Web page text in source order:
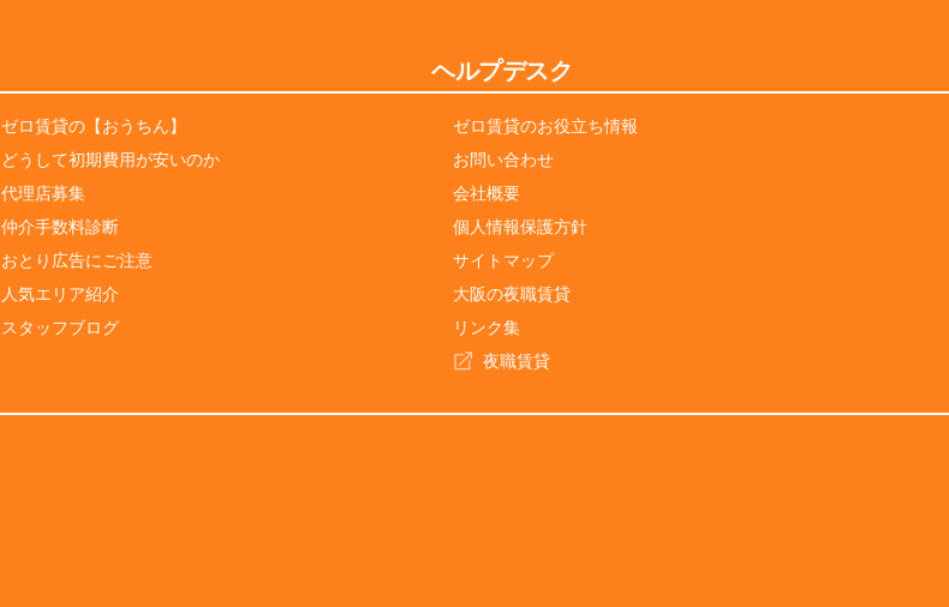
ゼロ賃貸の【おうちん】
どうして初期費用が安いのか
代理店募集
仲介手数料診断
おとり広告にご注意
人気エリア紹介
スタッフブログ
ヘルプデスク
ゼロ賃貸のお役立ち情報
お問い合わせ
会社概要
個人情報保護方針
サイトマップ
大阪の夜職賃貸
リンク集
夜職賃貸